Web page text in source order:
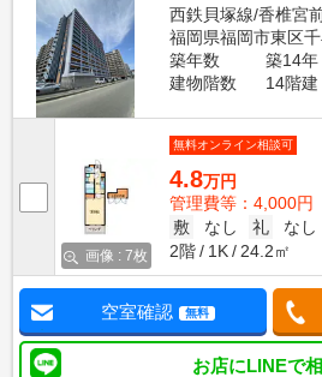
西鉄貝塚線/香椎宮
福岡県福岡市東区
築年数
築14年
建物階数
14階建
画像 : 7枚
無料オンライン相談可
4.8万円
管理費等：4,000円
敷
なし 礼
なし
2階
1K 24.2㎡
空室確認 無料
お店にLINEで